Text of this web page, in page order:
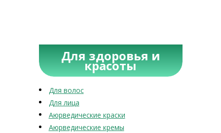
Для здоровья и
красоты
Для волос
Для лица
Аюрведические краски
Аюрведические кремы